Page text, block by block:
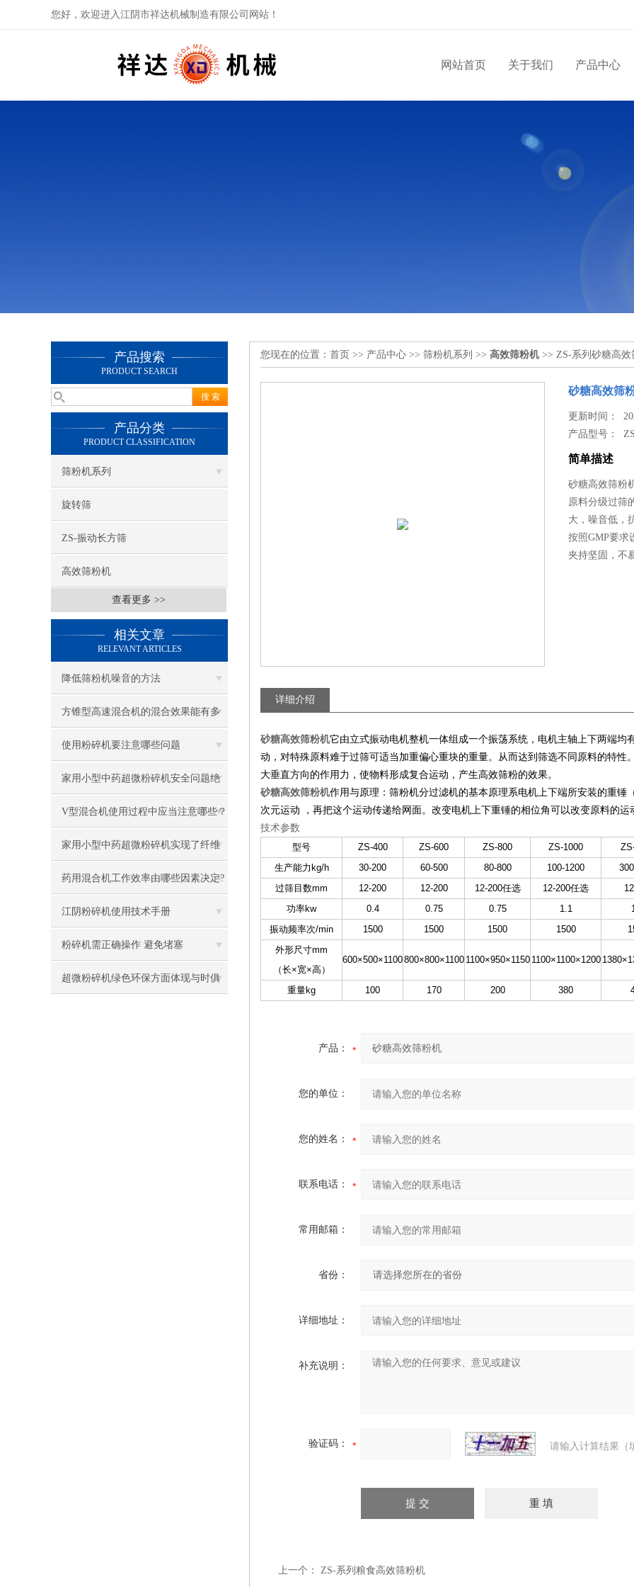
您好，欢迎进入江阴市祥达机械制造有限公司网站！
网站首页 关于我们 产品中心
产品搜索
PRODUCT SEARCH
产品分类
PRODUCT CLASSIFICATION
筛粉机系列
旋转筛
ZS-振动长方筛
高效筛粉机
查看更多 >>
相关文章
RELEVANT ARTICLES
降低筛粉机噪音的方法
方锥型高速混合机的混合效果能有多
理想？
使用粉碎机要注意哪些问题
家用小型中药超微粉碎机安全问题绝
不能忽视
V型混合机使用过程中应当注意哪些？
祥达为您提供以下几点
家用小型中药超微粉碎机实现了纤维
材料的超细粉碎
药用混合机工作效率由哪些因素决定?
江阴粉碎机使用技术手册
粉碎机需正确操作 避免堵塞
超微粉碎机绿色环保方面体现与时俱
您现在的位置： 首页 >> 产品中心 >> 筛粉机系列 >> 高效筛粉机>> ZS-系列砂糖高效
砂糖高效筛
更新时间：
产品型号：
简单描述
砂糖高效筛粉
原料分级过筛
大，噪音低，
按照GMP要求
夹持坚固，不
详细介绍
砂糖高效筛粉机它由立式振动电机整机一体组成一个振荡系统，电机主轴上下两端
动，对特殊原料难于过筛可适当加重偏心重块的重量。从而达到筛选不同原料的特
大垂直方向的作用力，使物料形成复合运动，产生高效筛粉的效果。
砂糖高效筛粉机作用与原理：筛粉机分过滤机的基本原理系电机上下端所安装的重
次元运动 ，再把这个运动传递给网面。改变电机上下重锤的相位角可以改变原料的运
技术参数
型号
ZS-400 ZS-600 ZS-800 ZS-1000
生产能力kg/h
30-200 60-500 80-800 100-1200
过筛目数mm
12-200 12-200 12-200任选 12-200任选
功率kw
0.4 0.75 0.75 1.1
振动频率次/min
1500 1500 1500 1500
外形尺寸mm
（长×宽×高）
600×500×1100800×800×1100 1100×950×1150 1100×1100×1200
重量kg 100 170 200 380
产品：
您的单位：
您的姓名：
联系电话：
常用邮箱：
省份：
详细地址：
补充说明：
验证码： 请输入计算结果（
上一个： ZS-系列粮食高效筛粉机